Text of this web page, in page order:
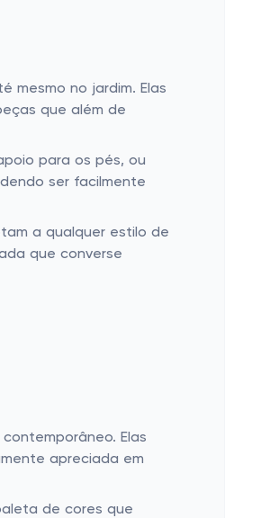
mesmo no jardim. Elas
que além de
para os pés, ou
ser facilmente
a qualquer estilo de
que converse
Elas
apreciada em
de cores que